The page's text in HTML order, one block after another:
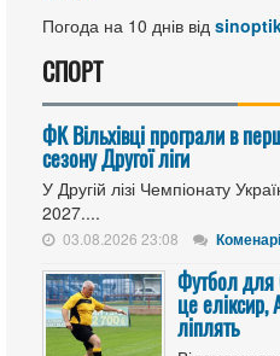
Погода на 10 днів від
СПОРТ
ФК Вільхівці програли в
сезону Другої ліги
У Другій лізі Чемпіонату
2027....
03.08.2026 23:08
Футбол
це еліксир,
ліплять